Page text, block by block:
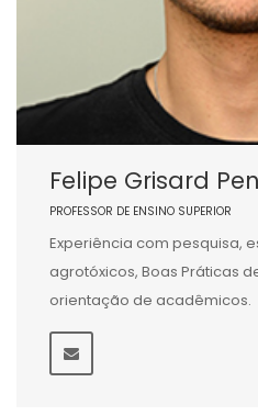
Felipe Grisard
PROFESSOR DE ENSINO SUPERIOR
Experiência com pesquisa,
agrotóxicos, Boas Práticas
orientação de acadêmicos.